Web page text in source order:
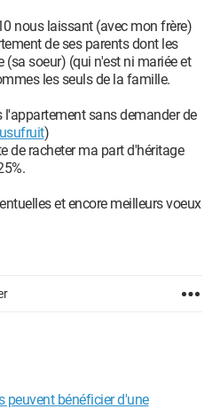
nous laissant (avec mon frère)
de ses parents dont les
soeur) (qui n'est ni mariée et
les seuls de la famille.
sans demander de
usufruit)
de racheter ma part d'héritage
et encore meilleurs voeux
peuvent bénéficier d'une